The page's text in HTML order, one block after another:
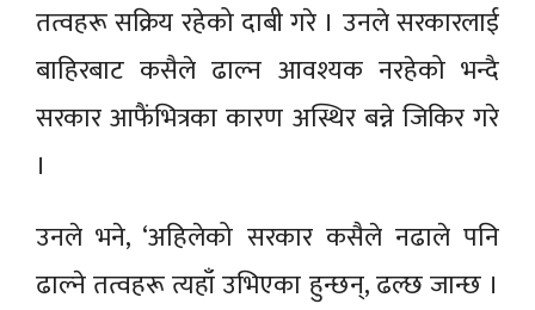
तत्वहरू सक्रिय रहेको दाबी गरे । उनले सरकारलाई
बाहिरबाट कसैले ढाल्न आवश्यक नरहेको भन्दै
सरकार आफैंभित्रका कारण अस्थिर बन्ने जिकिर गरे
।
उनले भने, ‘अहिलेको सरकार कसैले नढाले पनि
ढाल्ने तत्वहरू त्यहाँ उभिएका हुन्छन्, ढल्छ जान्छ ।